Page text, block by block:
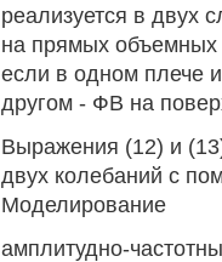
реализуется в двух
на прямых
если в одном плече
другом - ФВ на
Выражения (12) и
двух колебаний с
Моделирование
амплитудно-